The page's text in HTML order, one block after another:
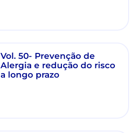
Vol. 50- Prevenção de
Alergia e redução do risco
a longo prazo